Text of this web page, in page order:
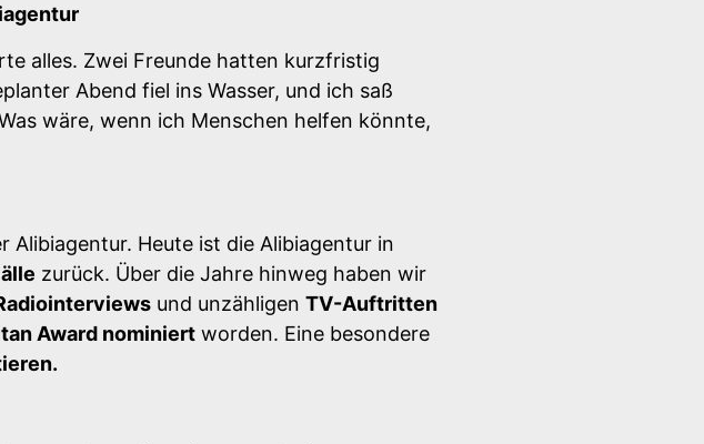
alles. Zwei Freunde hatten kurzfristig
Abend fiel ins Wasser, und ich saß
wäre, wenn ich Menschen helfen könnte,
Heute ist die Alibiagentur in
zurück. Über die Jahre hinweg haben wir
und unzähligen TV-Auftritten
Award nominiert worden. Eine besondere